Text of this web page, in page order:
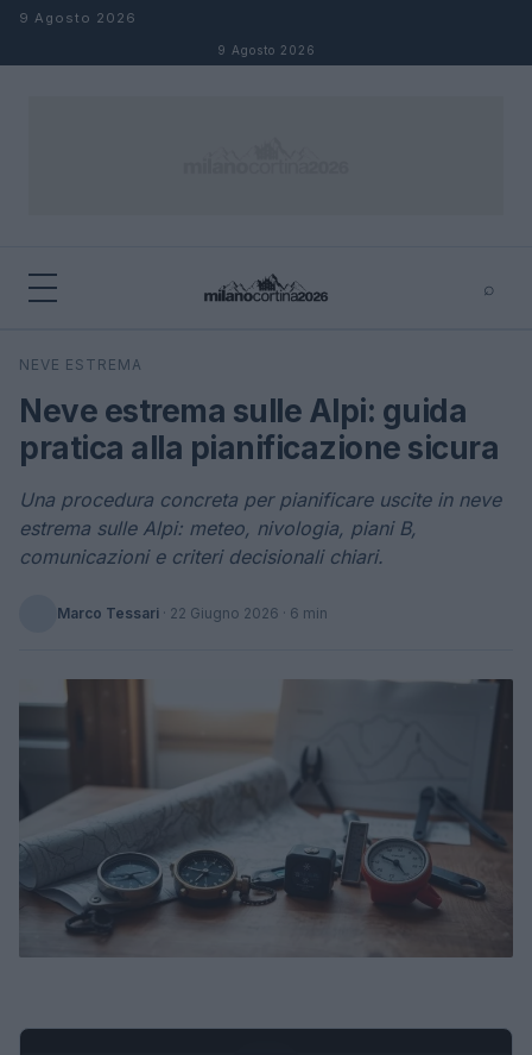
Salta al contenuto
9 Agosto 2026
9 Agosto 2026
⌕
Cerca
NEVE ESTREMA
Neve estrema sulle Alpi: guida
pratica alla pianificazione sicura
Una procedura concreta per pianificare uscite in neve
estrema sulle Alpi: meteo, nivologia, piani B,
comunicazioni e criteri decisionali chiari.
Marco Tessari · 22 Giugno 2026 · 6 min